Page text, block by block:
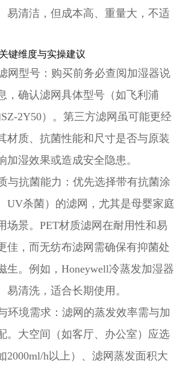
易清洁，但成本高、重量大，不适
键维度与实操建议
网型号 ：购买前务必查阅加湿器说
，确认滤网具体型号（如飞利浦
2Y50）。第三方滤网虽可能更经
材质、抗菌性能和尺寸是否与原装
加湿效果或造成安全隐患。
与抗菌能力 ：优先选择带有抗菌涂
UV杀菌）的滤网，尤其是母婴家庭
场景。PET材质滤网在耐用性和易
佳，而无纺布滤网需确保有抑菌处
生。例如，Honeywell冷蒸发加湿器
易清洗，适合长期使用。
环境需求 ：滤网的蒸发效率需与加
。大空间（如客厅、办公室）应选
2000ml/h以上）、滤网蒸发面积大